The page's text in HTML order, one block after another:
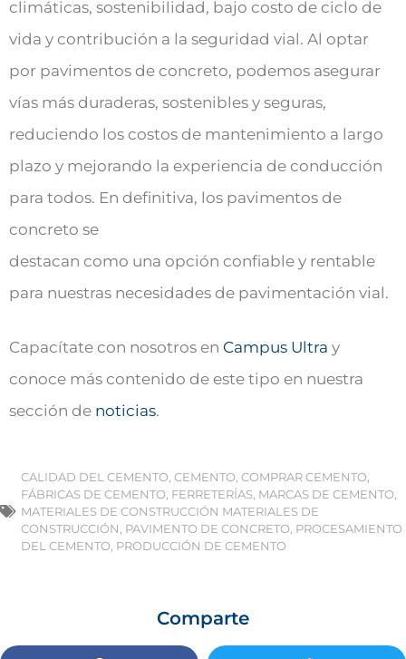
climáticas, sostenibilidad, bajo costo de ciclo de
vida y contribución a la seguridad vial. Al optar
por pavimentos de concreto, podemos asegurar
vías más duraderas, sostenibles y seguras,
reduciendo los costos de mantenimiento a largo
plazo y mejorando la experiencia de conducción
para todos. En definitiva, los pavimentos de
concreto se
destacan como una opción confiable y rentable
para nuestras necesidades de pavimentación vial.
Capacítate con nosotros en Campus Ultra y
conoce más contenido de este tipo en nuestra
sección de noticias.
CALIDAD DEL CEMENTO CEMENTO COMPRAR CEMENTO
FÁBRICAS DE CEMENTO FERRETERÍAS MARCAS DE CEMENTO
MATERIALES DE CONSTRUCCIÓN MATERIALES DE
CONSTRUCCIÓN PAVIMENTO DE CONCRETO PROCESAMIENTO
DEL CEMENTO PRODUCCIÓN DE CEMENTO
Comparte